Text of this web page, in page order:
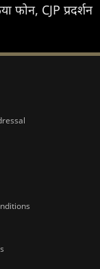
फोन, CJP प्रदर्शन